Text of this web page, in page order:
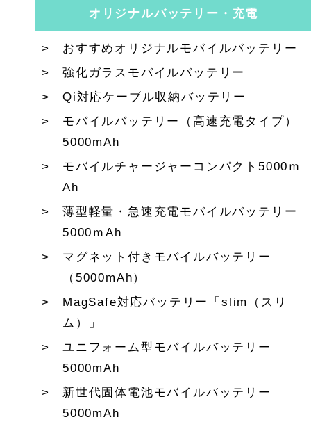
オリジナルバッテリー・充電
おすすめオリジナルモバイルバッテリー
強化ガラスモバイルバッテリー
Qi対応ケーブル収納バッテリー
モバイルバッテリー（高速充電タイプ）
5000mAh
モバイルチャージャーコンパクト5000ｍ
Ah
薄型軽量・急速充電モバイルバッテリー
5000ｍAh
マグネット付きモバイルバッテリー
（5000mAh）
MagSafe対応バッテリー「slim（スリ
ム）」
ユニフォーム型モバイルバッテリー
5000mAh
新世代固体電池モバイルバッテリー
5000mAh